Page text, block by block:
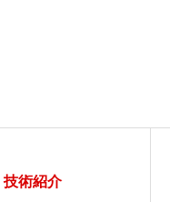
技術紹介